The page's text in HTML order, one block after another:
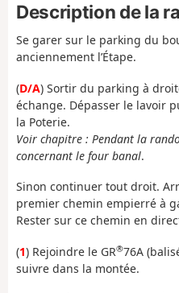
Description de la
Se garer sur le parking du
anciennement l’Étape.
(D/A) Sortir du parking à
échange. Dépasser le lavoir
la Poterie.
Voir chapitre : Pendant la
concernant le four banal.
Sinon continuer tout droit.
premier chemin empierré à
Rester sur ce chemin en
(1) Rejoindre le GR®76A
suivre dans la montée.